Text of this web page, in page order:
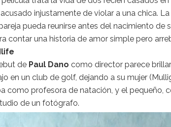
Compartir
Artículo anterior
El Día Z: Operación Overlord